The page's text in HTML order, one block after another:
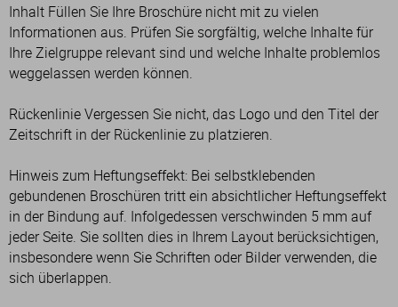
Inhalt Füllen Sie Ihre Broschüre nicht mit zu vielen
Informationen aus. Prüfen Sie sorgfältig, welche Inhalte für
Ihre Zielgruppe relevant sind und welche Inhalte problemlos
weggelassen werden können.
Rückenlinie Vergessen Sie nicht, das Logo und den Titel der
Zeitschrift in der Rückenlinie zu platzieren.
Hinweis zum Heftungseffekt: Bei selbstklebenden
gebundenen Broschüren tritt ein absichtlicher Heftungseffekt
in der Bindung auf. Infolgedessen verschwinden 5 mm auf
jeder Seite. Sie sollten dies in Ihrem Layout berücksichtigen,
insbesondere wenn Sie Schriften oder Bilder verwenden, die
sich überlappen.